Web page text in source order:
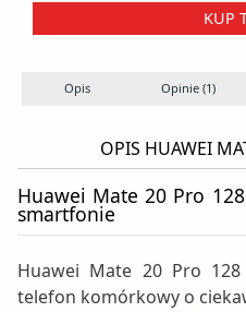
KUP
Opis Opinie (1)
OPIS HUAWEI
Huawei Mate 20 Pro
smartfonie
Huawei Mate 20 Pro
telefon komórkowy o